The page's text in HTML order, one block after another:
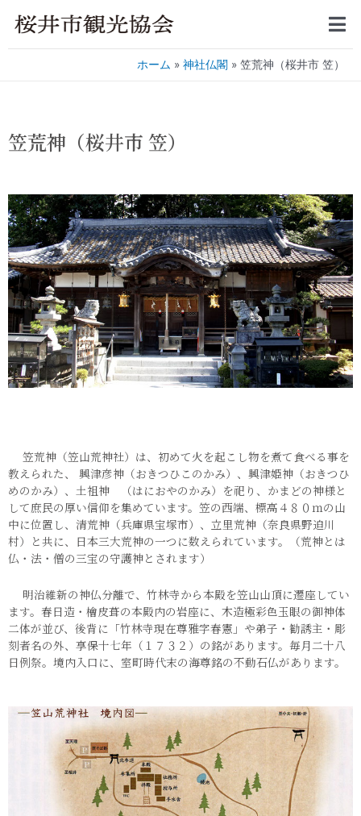
ホーム 神社仏閣 笠荒神（桜井市 笠）
笠荒神（桜井市 笠）
笠荒神（笠山荒神社）は、初めて火を起こし物を煮て食べる事を
教えられた、 興津彦神（おきつひこのかみ）、興津姫神（おきつひ
めのかみ）、土祖神 （はにおやのかみ）を祀り、かまどの神様と
して庶民の厚い信仰を集めています。笠の西端、標高４８０ｍの山
中に位置し、清荒神（兵庫県宝塚市）、立里荒神（奈良県野迫川
村）と共に、日本三大荒神の一つに数えられています。（荒神とは
仏・法・僧の三宝の守護神とされます）
明治維新の神仏分離で、竹林寺から本殿を笠山山頂に遷座してい
ます。春日造・檜皮葺の本殿内の岩座に、木造極彩色玉眼の御神体
二体が並び、後背に「竹林寺現在尊雅字春憲」や弟子・勧誘主・彫
刻者名の外、享保十七年（１７３２）の銘があります。毎月二十八
日例祭。境内入口に、室町時代末の海尊銘の不動石仏があります。